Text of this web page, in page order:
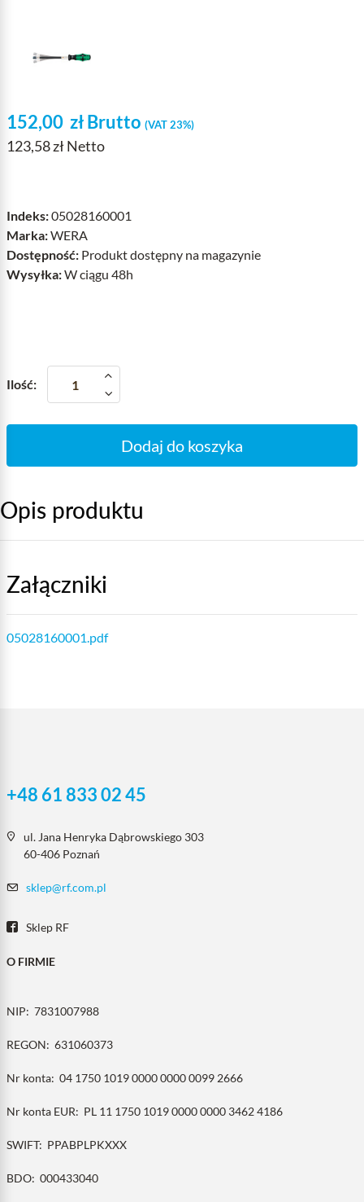
152,00 złBrutto (VAT 23%)
123,58 zł Netto
Indeks:05028160001
Marka:WERA
Dostępność: Produkt dostępny na magazynie
Wysyłka:W ciągu 48h
Ilość:
Dodaj do koszyka
Opis produktu
Załączniki
05028160001.pdf
+48 61 833 02 45
ul. Jana Henryka Dąbrowskiego 303
60-406 Poznań
sklep@rf.com.pl
Sklep RF
O FIRMIE
NIP: 7831007988
REGON: 631060373
Nr konta: 04 1750 1019 0000 0000 0099 2666
Nr konta EUR: PL 11 1750 1019 0000 0000 3462 4186
SWIFT: PPABPLPKXXX
BDO: 000433040